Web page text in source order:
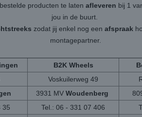
producten te laten afleveren bij 1
jou in de buurt.
zodat jij enkel nog een afspraak
montagepartner.
B2K Wheels
Voskuilerweg 49
3931 MV Woudenberg
35
Tel.: 06 - 331 07 406